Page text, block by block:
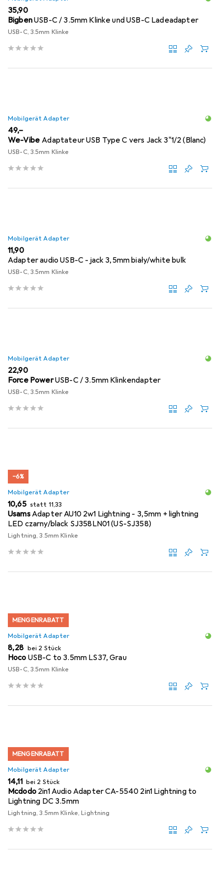
EUR
35,90
BigbenUSB-C / 3.5mm Klinke und USB-C Ladeadapter
USB-C, 3.5mm Klinke
Mobilgerät Adapter
EUR
49,–
We-Vibe Adaptateur USB Type C vers Jack 3"1/2 (Blanc)
USB-C, 3.5mm Klinke
Mobilgerät Adapter
EUR
11,90
Adapter audio USB-C - jack 3,5mm biały/white bulk
USB-C, 3.5mm Klinke
Mobilgerät Adapter
EUR
22,90
Force PowerUSB-C / 3.5mm Klinkendapter
USB-C, 3.5mm Klinke
−6%
Mobilgerät Adapter
EUR
10,65 statt EUR
11,33
UsamsAdapter AU10 2w1 Lightning - 3,5mm + lightning
LED czarny/black SJ358LN01 (US-SJ358)
Lightning, 3.5mm Klinke
MENGENRABATT
Mobilgerät Adapter
EUR
8,28 bei 2 Stück
Hoco USB-C to 3.5mm LS37, Grau
USB-C, 3.5mm Klinke
MENGENRABATT
Mobilgerät Adapter
EUR
14,11 bei 2 Stück
Mcdodo 2in1 Audio Adapter CA-5540 2in1 Lightning to
Lightning DC 3.5mm
Lightning, 3.5mm Klinke, Lightning